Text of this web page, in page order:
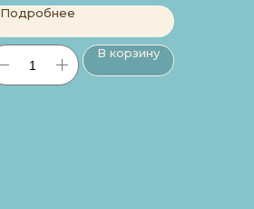
Подробнее
В корзину